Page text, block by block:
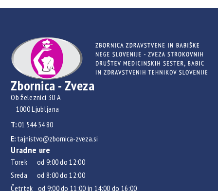
Zbornica - Zveza
Ob železnici 30 A
1000 Ljubljana
T:01 544 54 80
E: tajnistvo@zbornica-zveza.si
Uradne ure
Torek od 9:00 do 12:00
Sreda od 8:00 do 12:00
Četrtek od 9:00 do 11:00 in 14:00 do 16:00